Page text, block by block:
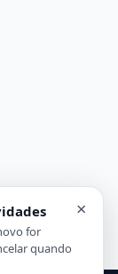
×
for
quando